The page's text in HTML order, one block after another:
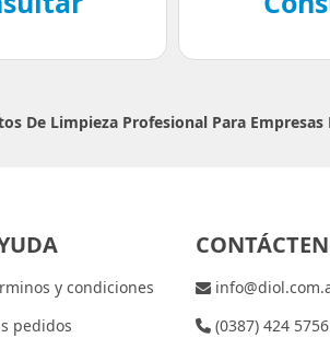
De Limpieza Profesional Para Empresas
y condiciones
pedidos
(0387) 424 5756